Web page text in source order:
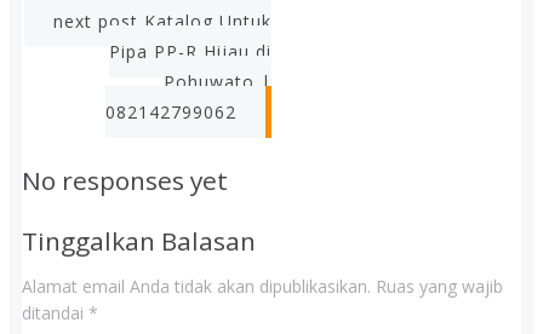
next post Katalog Untuk
Pipa PP-R Hijau di
Pohuwato |
082142799062
No responses yet
Tinggalkan Balasan
Alamat email Anda tidak akan dipublikasikan. Ruas yang wajib
ditandai *